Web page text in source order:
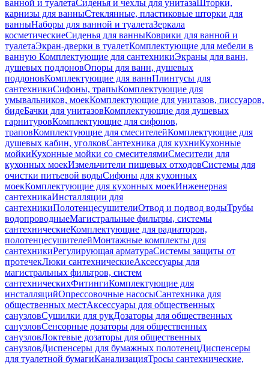
ванной и туалетаСиденья и чехлы для унитазаШторки,
карнизы для ванныСтеклянные, пластиковые шторки для
ванныНаборы для ванной и туалетаЗеркала
косметическиеСиденья для ванныКоврики для ванной и
туалетаЭкран-дверки в туалетКомплектующие для мебели в
ванную Комплектующие для сантехникиЭкраны для ванн,
душевых поддоновОпоры для ванн, душевых
поддоновКомплектующие для ваннПлинтусы для
сантехникиСифоны, трапыКомплектующие для
умывальников, моекКомплектующие для унитазов, писсуаров,
бидеБачки для унитазовКомплектующие для душевых
гарнитуровКомплектующие для сифонов,
траповКомплектующие для смесителейКомплектующие для
душевых кабин, уголковСантехника для кухниКухонные
мойкиКухонные мойки со смесителямиСмесители для
кухонных моекИзмельчители пищевых отходовСистемы для
очистки питьевой водыСифоны для кухонных
моекКомплектующие для кухонных моекИнженерная
сантехникаИнсталляции для
сантехникиПолотенцесушителиОтвод и подвод водыТрубы
водопроводныеМагистральные фильтры, системы
сантехническиеКомплектующие для радиаторов,
полотенцесушителейМонтажные комплекты для
сантехникиРегулирующая арматураСистемы защиты от
протечекЛюки сантехническиеАксессуары для
магистральных фильтров, систем
сантехническихФитингиКомплектующие для
инсталляцийОпрессовочные насосыСантехника для
общественных местАксессуары для общественных
санузловСушилки для рукДозаторы для общественных
санузловСенсорные дозаторы для общественных
санузловЛоктевые дозаторы для общественных
санузловДиспенсеры для бумажных полотенецДиспенсеры
для туалетной бумагиКанализацияТросы сантехнические,